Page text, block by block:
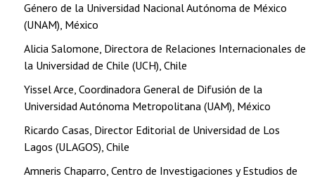
Género de la Universidad Nacional Autónoma de México
(UNAM), México
Alicia Salomone, Directora de Relaciones Internacionales de
la Universidad de Chile (UCH), Chile
Yissel Arce, Coordinadora General de Difusión de la
Universidad Autónoma Metropolitana (UAM), México
Ricardo Casas, Director Editorial de Universidad de Los
Lagos (ULAGOS), Chile
Amneris Chaparro, Centro de Investigaciones y Estudios de